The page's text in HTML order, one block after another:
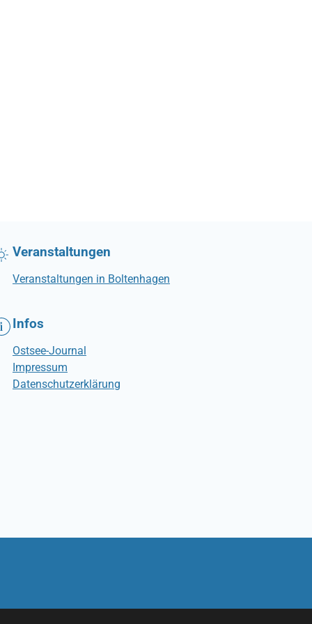
Veranstaltungen
Veranstaltungen in Boltenhagen
Infos
Ostsee-Journal
Impressum
Datenschutzerklärung